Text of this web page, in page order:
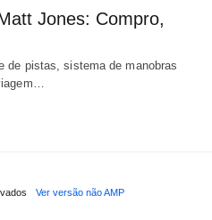
Jones: Compro,
de pistas, sistema de manobras
Ver versão não AMP